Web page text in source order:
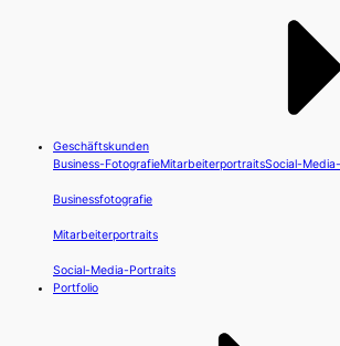
Geschäftskunden
Business-FotografieMitarbeiterportraitsSocial-
Businessfotografie
Mitarbeiterportraits
Social-Media-Portraits
Portfolio